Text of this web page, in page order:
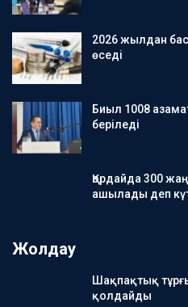
2026 жылдан
өседі
Биыл 1008
беріледі
Қордайда 300
ашылады деп
Жолдау
Шақпақтық
қолдайды